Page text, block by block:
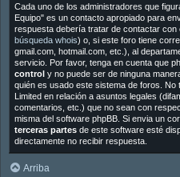
Cada uno de los administradores que
Equipo" es un contacto apropiado para
respuesta debería tratar de contactar con
búsqueda whois) o, si este foro tiene
gmail.com, hotmail.com, etc.), al
servicio. Por favor, tenga en cuenta que
controly no puede ser de ninguna
quién es usado este sistema de foros.
Limited en relación a asuntos legales
comentarios, etc.) que no sean con
misma del software phpBB. Si envia un
terceras partesde este software esté
directamente no recibir respuesta.
Arriba